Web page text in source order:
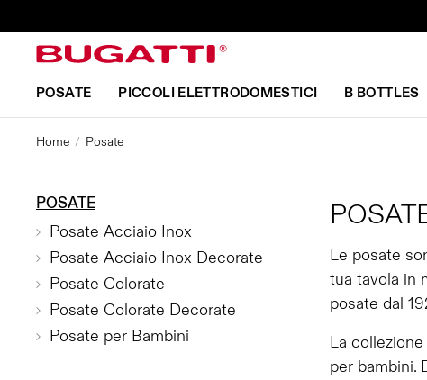
POSATE PICCOLI ELETTRODOMESTICI B BOTTLES
Home Posate
Le posate
tua tavola in
posate dal
La
per bambini.
POSATE
Posate Acciaio Inox
Posate Acciaio Inox Decorate
Posate Colorate
Posate Colorate Decorate
Posate per Bambini